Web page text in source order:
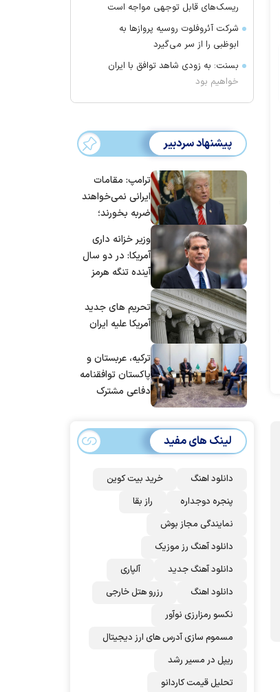
ریسک‌های قابل توجهی مواجه است
شرکت آئروفلوت روسیه پرواز‌ها به
ابوظبی را از سر می‌گیرد
بسنت: به زودی شاهد توافق با ایران
خواهیم بود
پیشنهاد سردبیر
ترامپ: مقامات
ایرانی نمی‌خواهند
ضربه بخورند؛
توافق برسند
وزیر خزانه داری
آمریکا: در دو سال
آینده تنگه هرمز
شد
تحریم های جدید
آمریکا علیه ایران
ترکیه، عربستان و
پاکستان توافقنامه
دفاعی مشترک
لینک های مفید
دانلود اهنگ
خرید بیت کوین
پنجره دوجداره
راز بقا
نمایندگی مجاز بوش
دانلود آهنگ رز‌ موزیک
دانلود آهنگ جدید
آلپاری
دانلود اهنگ
رزرو هتل خارجی
نکسو رمزارزی نوآور
مسموم سازی آدرس های ارز دیجیتال
ریپل در مسیر رشد
تحلیل قیمت کاردانو